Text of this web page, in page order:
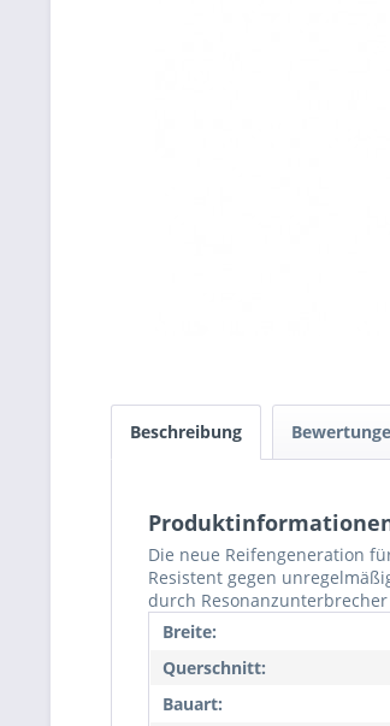
Beschreibung
Produktinformationen
Die neue Reifengeneration
Resistent gegen
durch
Breite:
Querschnitt:
Bauart: